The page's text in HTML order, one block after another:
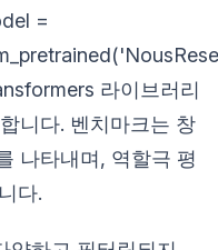
=
라이브러리
니다. 벤치마크는 창
나타내며, 역할극 평
다.